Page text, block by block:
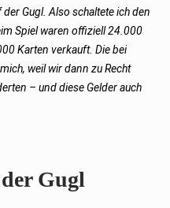
Gugl. Also schaltete ich den
Spiel waren offiziell 24.000
Karten verkauft. Die bei
weil wir dann zu Recht
– und diese Gelder auch
Gugl